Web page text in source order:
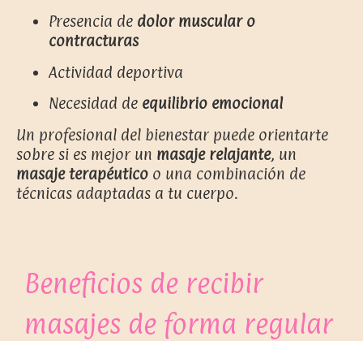
Presencia de dolor muscular o
contracturas
Actividad deportiva
Necesidad de equilibrio emocional
Un profesional del bienestar puede orientarte
sobre si es mejor un masaje relajante, un
masaje terapéutico o una combinación de
técnicas adaptadas a tu cuerpo.
Beneficios de recibir
masajes de forma regular